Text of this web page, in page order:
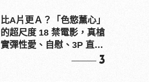
比A片更Ａ？「色慾薰心」
的超尺度 18 禁電影，真槍
實彈性愛、自慰、3P 直接
3